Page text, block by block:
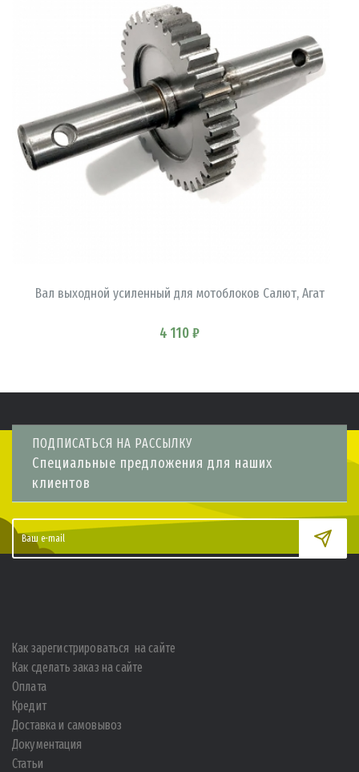
Вал выходной усиленный для мотоблоков Салют, Агат
4 110 ₽
ПОДПИСАТЬСЯ НА РАССЫЛКУ
Специальные предложения для наших
клиентов
Как зарегистрироваться на сайте
Как сделать заказ на сайте
Оплата
Кредит
Доставка и самовывоз
Документация
Статьи